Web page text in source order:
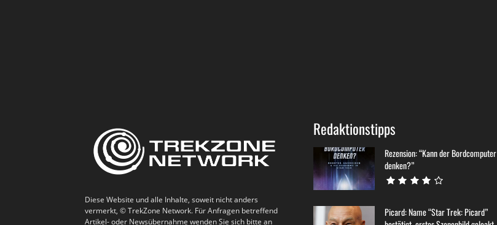
Diese Website und alle Inhalte, soweit nicht anders
vermerkt, © TrekZone Network. Für Anfragen betreffend
Artikel- oder Newsübernahme wenden Sie sich bitte an
Redaktionstipps
Rezension: “Kann der Bordcomputer
denken?”
Picard: Name “Star Trek: Picard”